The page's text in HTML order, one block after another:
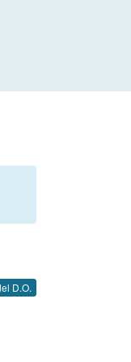
D.O.